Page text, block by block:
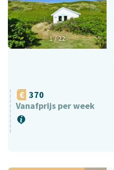
1/22
370
Vanafprijs per week